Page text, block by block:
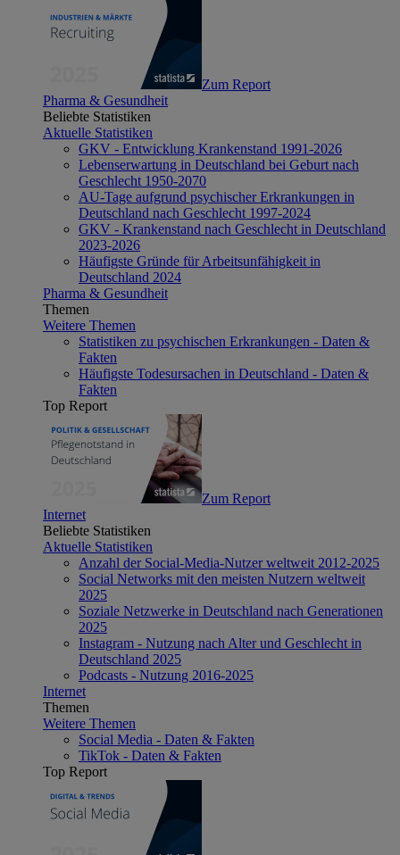
Zum Report
Pharma & Gesundheit
Beliebte Statistiken
Aktuelle Statistiken
GKV - Entwicklung Krankenstand 1991-2026
Lebenserwartung in Deutschland bei Geburt nach
Geschlecht 1950-2070
AU-Tage aufgrund psychischer Erkrankungen in
Deutschland nach Geschlecht 1997-2024
GKV - Krankenstand nach Geschlecht in Deutschland
2023-2026
Häufigste Gründe für Arbeitsunfähigkeit in
Deutschland 2024
Pharma & Gesundheit
Themen
Weitere Themen
Statistiken zu psychischen Erkrankungen - Daten &
Fakten
Häufigste Todesursachen in Deutschland - Daten &
Fakten
Top Report
Zum Report
Internet
Beliebte Statistiken
Aktuelle Statistiken
Anzahl der Social-Media-Nutzer weltweit 2012-2025
Social Networks mit den meisten Nutzern weltweit
2025
Soziale Netzwerke in Deutschland nach Generationen
2025
Instagram - Nutzung nach Alter und Geschlecht in
Deutschland 2025
Podcasts - Nutzung 2016-2025
Internet
Themen
Weitere Themen
Social Media - Daten & Fakten
TikTok - Daten & Fakten
Top Report